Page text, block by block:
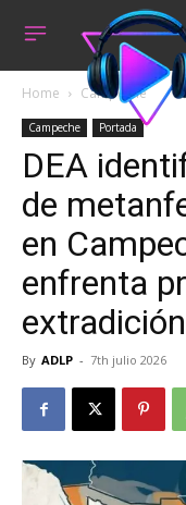
Home Campeche
Campeche Portada
DEA
de
en
enfrenta
extradición
By ADLP - 7th julio 2026